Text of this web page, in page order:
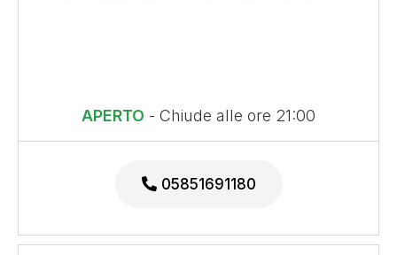
APERTO - Chiude alle ore 21:00
05851691180